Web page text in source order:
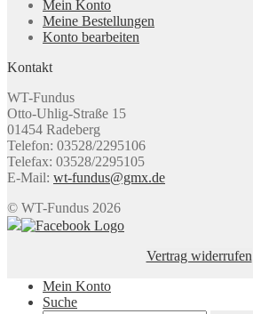
Mein Konto
Meine Bestellungen
Konto bearbeiten
Kontakt
WT-Fundus
Otto-Uhlig-Straße 15
01454 Radeberg
Telefon: 03528/2295106
Telefax: 03528/2295105
E-Mail: wt-fundus@gmx.de
© WT-Fundus 2026
Vertrag widerrufen
Mein Konto
Suche